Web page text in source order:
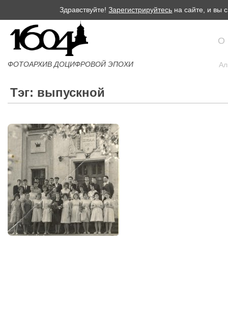
Здравствуйте!Зарегистрируйтесь на сайте, и вы
ФОТОАРХИВ ДОЦИФРОВОЙ ЭПОХИ
О
Тэг: выпускной